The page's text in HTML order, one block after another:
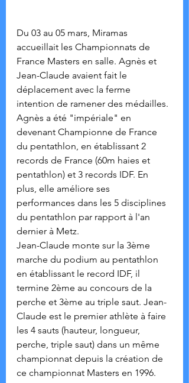
Du 03 au 05 mars, Miramas
accueillait les Championnats de
France Masters en salle. Agnès et
Jean-Claude avaient fait le
déplacement avec la ferme
intention de ramener des médailles.
Agnès a été "impériale" en
devenant Championne de France
du pentathlon, en établissant 2
records de France (60m haies et
pentathlon) et 3 records IDF. En
plus, elle améliore ses
performances dans les 5 disciplines
du pentathlon par rapport à l'an
dernier à Metz.
Jean-Claude monte sur la 3ème
marche du podium au pentathlon
en établissant le record IDF, il
termine 2ème au concours de la
perche et 3ème au triple saut. Jean-
Claude est le premier athlète à faire
les 4 sauts (hauteur, longueur,
perche, triple saut) dans un même
championnat depuis la création de
ce championnat Masters en 1996.